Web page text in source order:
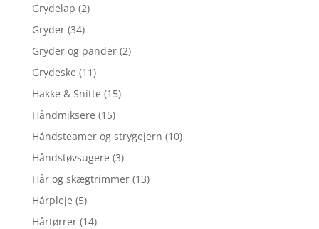
Grydelap (2)
Gryder (34)
Gryder og pander (2)
Grydeske (11)
Hakke & Snitte (15)
Håndmiksere (15)
Håndsteamer og strygejern (10)
Håndstøvsugere (3)
Hår og skægtrimmer (13)
Hårpleje (5)
Hårtørrer (14)